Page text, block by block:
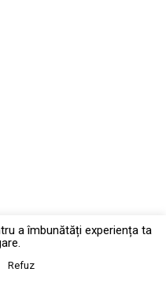
a îmbunătăți experiența ta
Refuz